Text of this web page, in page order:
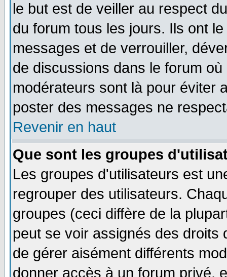
le but est de veiller au respect
du forum tous les jours. Ils ont
messages et de verrouiller,
de discussions dans le forum
modérateurs sont là pour éviter
poster des messages ne
Revenir en haut
Que sont les groupes
Les groupes d'utilisateurs est
regrouper des utilisateurs.
groupes (ceci diffère de la
peut se voir assignés des
de gérer aisément différents
donner accès à un forum privé,